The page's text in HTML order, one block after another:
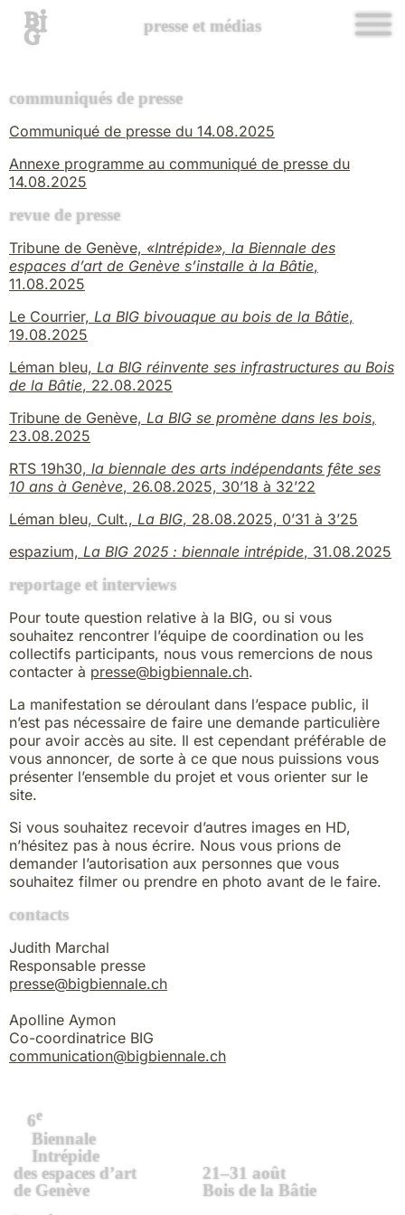
presse et médias
communiqués de presse
Communiqué de presse du 14.08.2025
Annexe programme au communiqué de presse du
14.08.2025
revue de presse
Tribune de Genève, «Intrépide», la Biennale des
espaces d’art de Genève s’installe à la Bâtie,
11.08.2025
Le Courrier, La BIG bivouaque au bois de la Bâtie,
19.08.2025
Léman bleu, La BIG réinvente ses infrastructures au Bois
de la Bâtie, 22.08.2025
Tribune de Genève, La BIG se promène dans les bois,
23.08.2025
RTS 19h30, la biennale des arts indépendants fête ses
10 ans à Genève, 26.08.2025, 30’18 à 32’22
Léman bleu, Cult., La BIG, 28.08.2025, 0’31 à 3’25
espazium, La BIG 2025 : biennale intrépide, 31.08.2025
reportage et interviews
Pour toute question relative à la BIG, ou si vous
souhaitez rencontrer l’équipe de coordination ou les
collectifs participants, nous vous remercions de nous
contacter à presse@bigbiennale.ch.
La manifestation se déroulant dans l’espace public, il
n’est pas nécessaire de faire une demande particulière
pour avoir accès au site. Il est cependant préférable de
vous annoncer, de sorte à ce que nous puissions vous
présenter l’ensemble du projet et vous orienter sur le
site.
Si vous souhaitez recevoir d’autres images en HD,
n’hésitez pas à nous écrire. Nous vous prions de
demander l’autorisation aux personnes que vous
souhaitez filmer ou prendre en photo avant de le faire.
contacts
Judith Marchal
Responsable presse
presse@bigbiennale.ch
Apolline Aymon
Co-coordinatrice BIG
communication@bigbiennale.ch
6e
Biennale
Intrépide
des espaces d’art
de Genève
21–31 août
Bois de la Bâtie